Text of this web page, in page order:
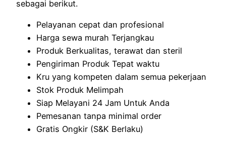
sebagai berikut.
Pelayanan cepat dan profesional
Harga sewa murah Terjangkau
Produk Berkualitas, terawat dan steril
Pengiriman Produk Tepat waktu
Kru yang kompeten dalam semua pekerjaan
Stok Produk Melimpah
Siap Melayani 24 Jam Untuk Anda
Pemesanan tanpa minimal order
Gratis Ongkir (S&K Berlaku)